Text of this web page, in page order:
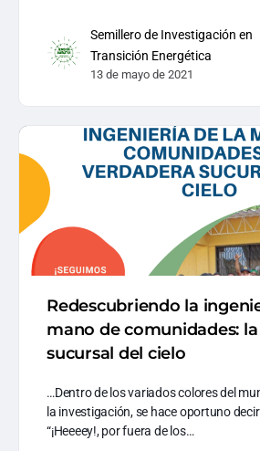
Semillero de Investigación en
Transición Energética
13 de mayo de 2021
Redescubriendo la
mano de comunidades:
sucursal del cielo
…Dentro de los variados colores del
la investigación, se hace oportuno
“¡Heeeey!, por fuera de los…